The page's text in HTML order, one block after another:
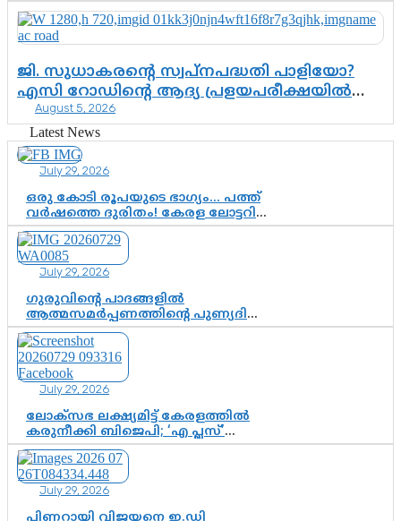
ജി. സുധാകരന്റെ സ്വപ്നപദ്ധതി പാളിയോ?
എസി റോഡിന്റെ ആദ്യ പ്രളയപരീക്ഷയിൽ
ഉയരുന്നത് ഗുരുതര ചോദ്യങ്ങൾ
August 5, 2026
Latest News
July 29, 2026
ഒരു കോടി രൂപയുടെ ഭാഗ്യം… പത്ത്
വർഷത്തെ ദുരിതം! കേരള ലോട്ടറി
സംവിധാനത്തെ ചോദ്യം ചെയ്ത്
കോയയുടെ പോരാട്ടം
July 29, 2026
ഗുരുവിന്റെ പാദങ്ങളിൽ
ആത്മസമർപ്പണത്തിന്റെ പുണ്യദിനം;
മാതാ അമൃതാനന്ദമയി മഠത്തിൽ
ഭക്തിസാന്ദ്രമായി ഗുരുപൂർണിമ
ആഘോഷം
July 29, 2026
ലോക്സഭ ലക്ഷ്യമിട്ട് കേരളത്തിൽ
കരുനീക്കി ബിജെപി; ‘എ പ്ലസ്’
മണ്ഡലങ്ങളിൽ പ്രമുഖരെ ഇറക്കി
കേന്ദ്രനേതൃത്വം, തിരുവനന്തപുരത്ത്
രാജീവ് ചന്ദ്രശേഖർ, ആറ്റിങ്ങലിൽ
കെ. സുരേന്ദ്രൻ; ആലപ്പുഴയിൽ
ശോഭാ സുരേന്ദ്രൻ..
July 29, 2026
പിണറായി വിജയനെ ഇ.ഡി